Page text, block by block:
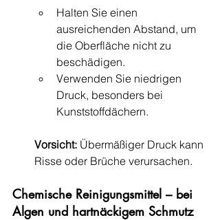
Halten Sie einen
ausreichenden Abstand, um
die Oberfläche nicht zu
beschädigen.
Verwenden Sie niedrigen
Druck, besonders bei
Kunststoffdächern.
Vorsicht: Übermäßiger Druck kann
Risse oder Brüche verursachen.
Chemische Reinigungsmittel – bei
Algen und hartnäckigem Schmutz